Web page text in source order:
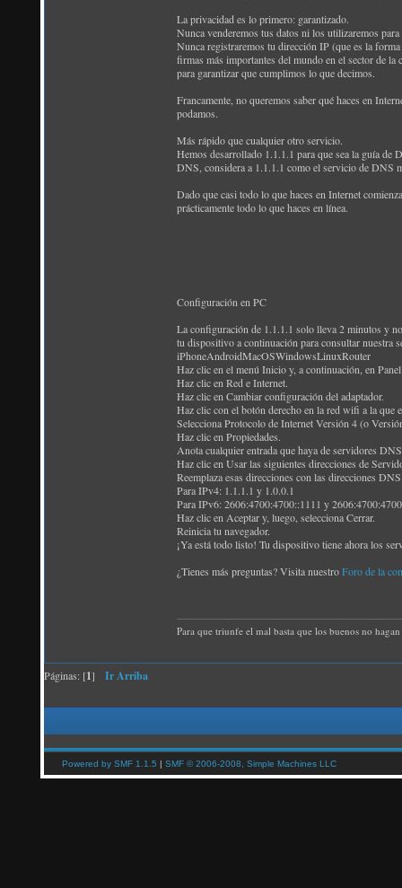
La privacidad es lo primero: garantizado.
Nunca venderemos tus datos ni los utilizaremos
Nunca registraremos tu dirección IP (que es la
firmas más importantes del mundo en el sector de la
para garantizar que cumplimos lo que decimos.
Francamente, no queremos saber qué haces en
podamos.
Más rápido que cualquier otro servicio.
Hemos desarrollado 1.1.1.1 para que sea la guía
DNS, considera a 1.1.1.1 como el servicio de DNS
Dado que casi todo lo que haces en Internet
prácticamente todo lo que haces en línea.
Configuración en PC
La configuración de 1.1.1.1 solo lleva 2 minutos y
tu dispositivo a continuación para consultar nuestra
iPhoneAndroidMacOSWindowsLinuxRouter
Haz clic en el menú Inicio y, a continuación, en
Haz clic en Red e Internet.
Haz clic en Cambiar configuración del adaptador.
Haz clic con el botón derecho en la red wifi a la que
Selecciona Protocolo de Internet Versión 4 (o
Haz clic en Propiedades.
Anota cualquier entrada que haya de servidores
Haz clic en Usar las siguientes direcciones de
Reemplaza esas direcciones con las direcciones
Para IPv4: 1.1.1.1 y 1.0.0.1
Para IPv6: 2606:4700:4700::1111 y
Haz clic en Aceptar y, luego, selecciona Cerrar.
Reinicia tu navegador.
¡Ya está todo listo! Tu dispositivo tiene ahora los
¿Tienes más preguntas? Visita nuestroForo de la
Para que triunfe el mal basta que los buenos no
Páginas: [1] Ir Arriba
Powered by SMF 1.1.5 | SMF © 2006-2008, Simple Machines LLC